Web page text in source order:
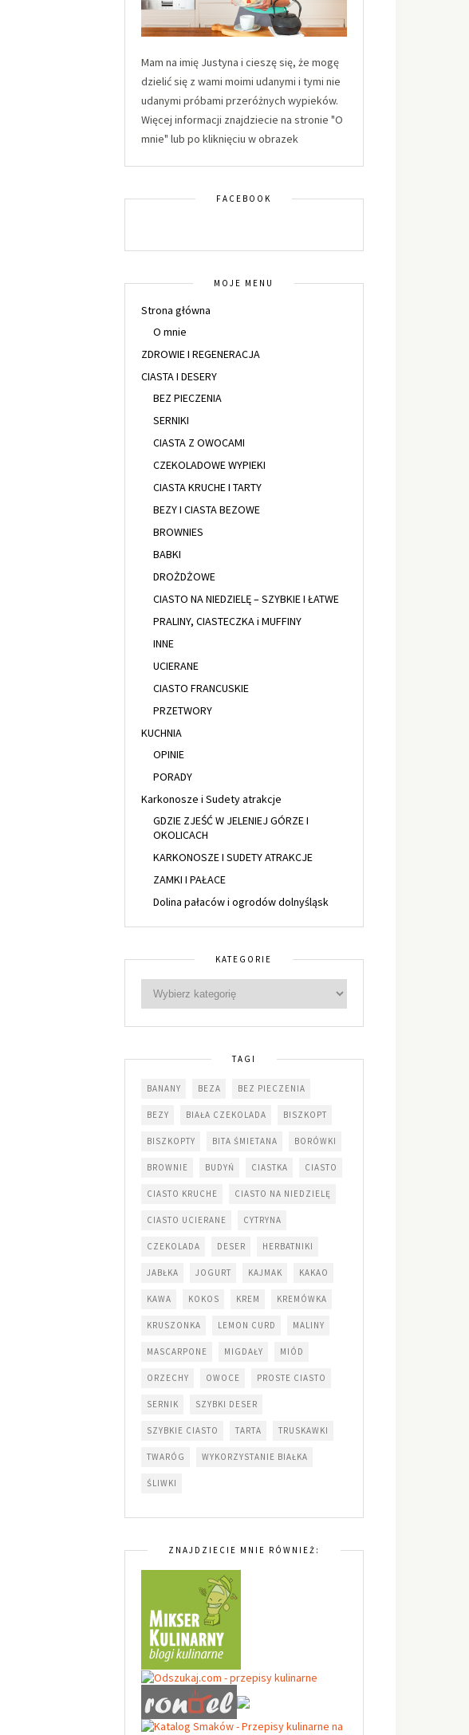
Mam na imię Justyna i cieszę się, że mogę
dzielić się z wami moimi udanymi i tymi nie
udanymi próbami przeróżnych wypieków.
Więcej informacji znajdziecie na stronie "O
mnie" lub po kliknięciu w obrazek
FACEBOOK
MOJE MENU
Strona główna
O mnie
ZDROWIE I REGENERACJA
CIASTA I DESERY
BEZ PIECZENIA
SERNIKI
CIASTA Z OWOCAMI
CZEKOLADOWE WYPIEKI
CIASTA KRUCHE I TARTY
BEZY I CIASTA BEZOWE
BROWNIES
BABKI
DROŻDŻOWE
CIASTO NA NIEDZIELĘ – SZYBKIE I ŁATWE
PRALINY, CIASTECZKA i MUFFINY
INNE
UCIERANE
CIASTO FRANCUSKIE
PRZETWORY
KUCHNIA
OPINIE
PORADY
Karkonosze i Sudety atrakcje
GDZIE ZJEŚĆ W JELENIEJ GÓRZE I
OKOLICACH
KARKONOSZE I SUDETY ATRAKCJE
ZAMKI I PAŁACE
Dolina pałaców i ogrodów dolnyśląsk
KATEGORIE
TAGI
BANANY BEZA BEZ PIECZENIA
BEZY BIAŁA CZEKOLADA BISZKOPT
BISZKOPTY BITA ŚMIETANA BORÓWKI
BROWNIE BUDYŃ CIASTKA CIASTO
CIASTO KRUCHE CIASTO NA NIEDZIELĘ
CIASTO UCIERANE CYTRYNA
CZEKOLADA DESER HERBATNIKI
JABŁKA JOGURT KAJMAK KAKAO
KAWA KOKOS KREM KREMÓWKA
KRUSZONKA LEMON CURD MALINY
MASCARPONE MIGDAŁY MIÓD
ORZECHY OWOCE PROSTE CIASTO
SERNIK SZYBKI DESER
SZYBKIE CIASTO TARTA TRUSKAWKI
TWARÓG WYKORZYSTANIE BIAŁKA
ŚLIWKI
ZNAJDZIECIE MNIE RÓWNIEŻ: